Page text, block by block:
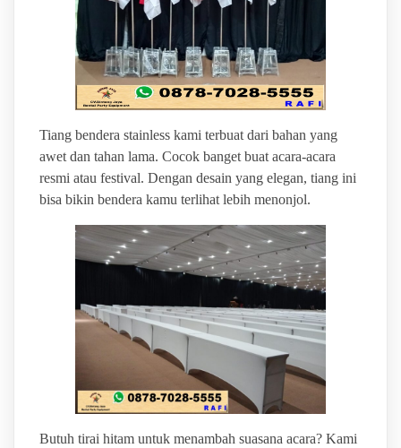
Tiang bendera stainless kami terbuat dari bahan yang
awet dan tahan lama. Cocok banget buat acara-acara
resmi atau festival. Dengan desain yang elegan, tiang ini
bisa bikin bendera kamu terlihat lebih menonjol.
Butuh tirai hitam untuk menambah suasana acara? Kami